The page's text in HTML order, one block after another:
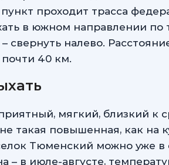
проходит трасса
в южном направлении по
свернуть налево.
40 км.
мягкий, близкий к
такая повышенная, как на
Тюменский можно уже
– в июле-августе,